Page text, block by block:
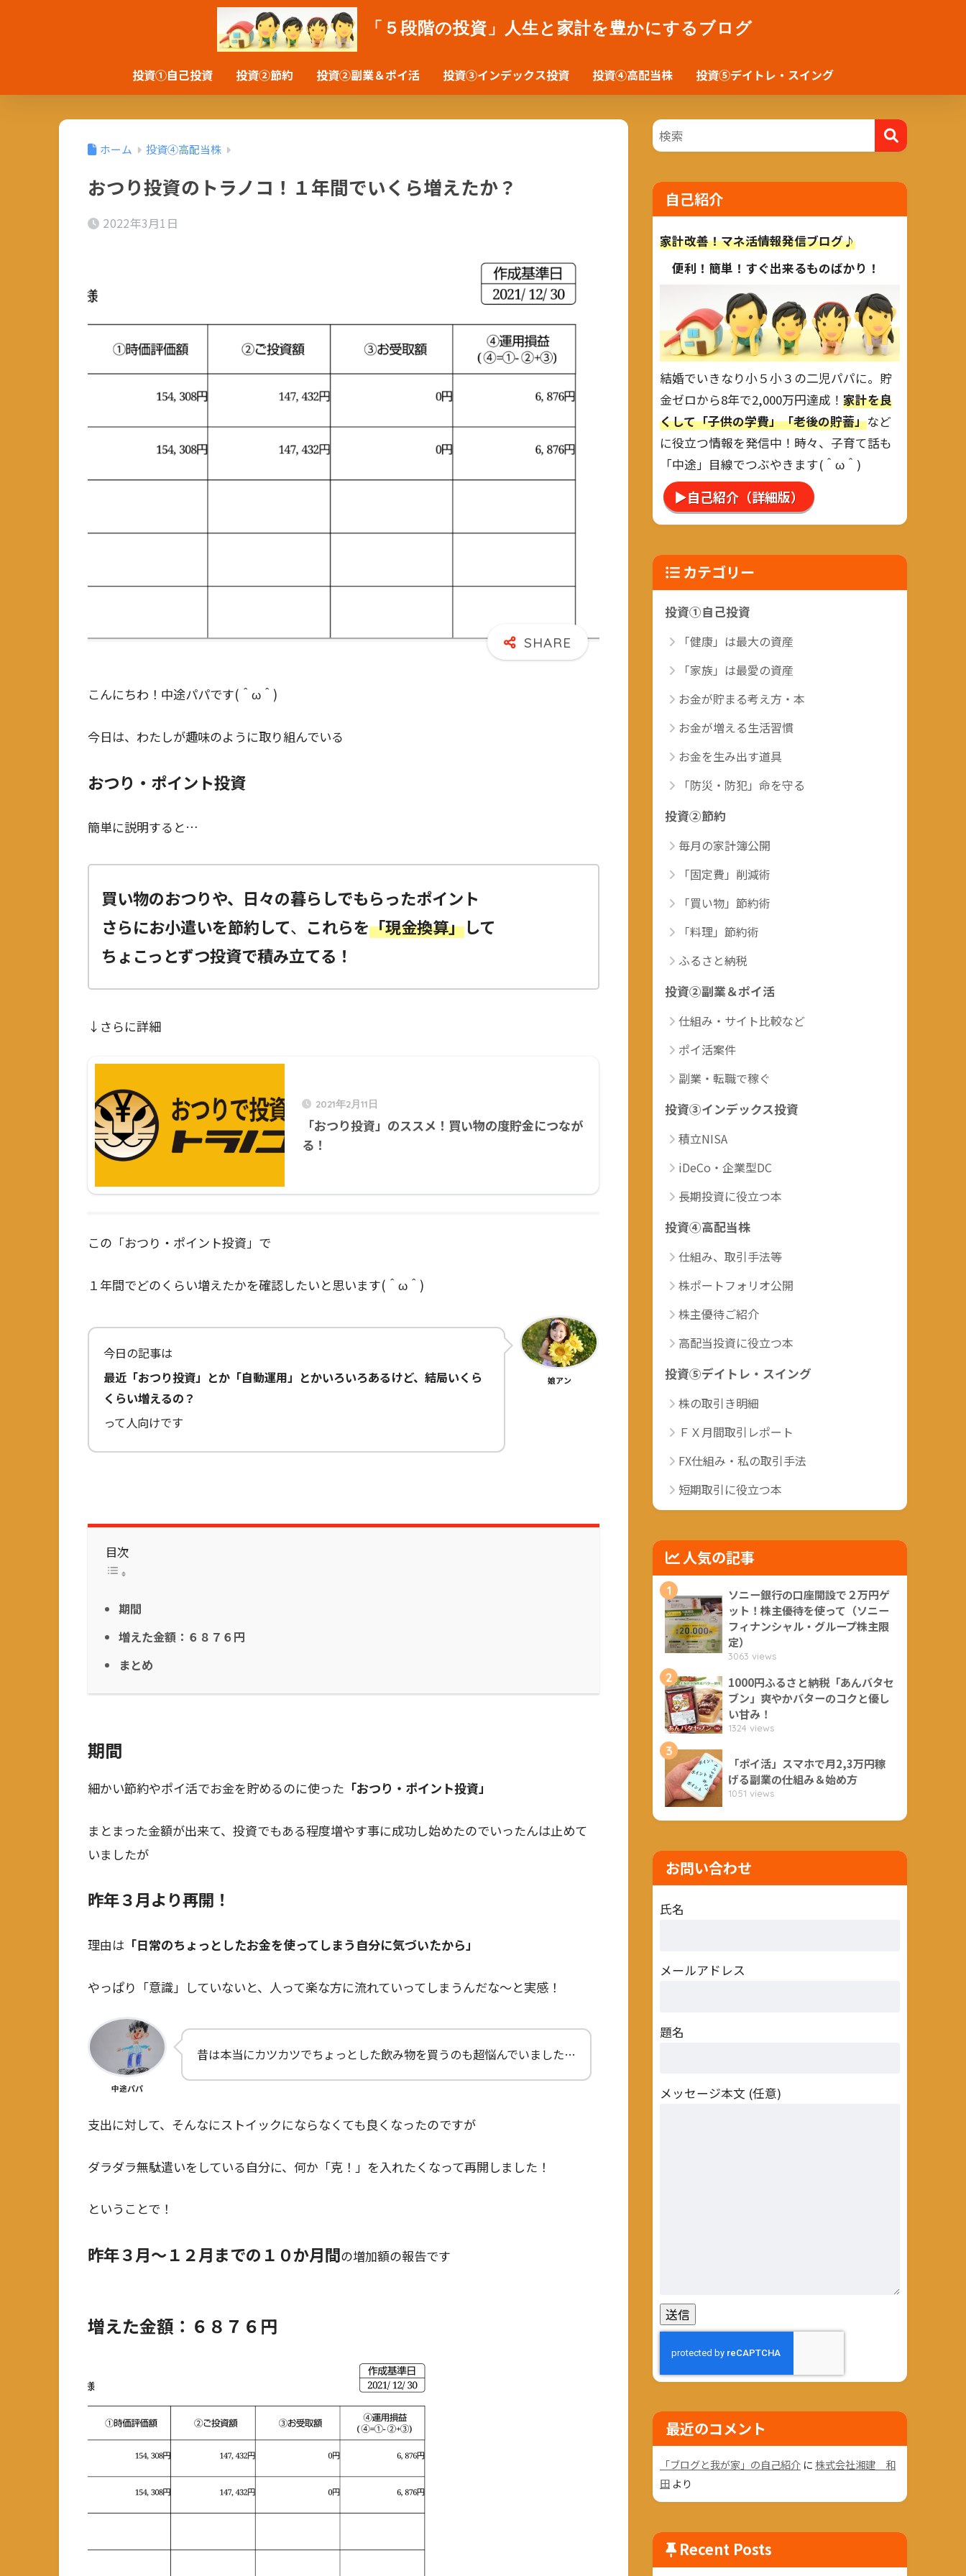
「５段階の投資」人生と家計を豊かにするブログ
投資①自己投資 投資②節約 投資②副業＆ポイ活 投資③インデックス投資 投資④高配当株 投資⑤デイトレ・スイング
ホーム 投資④高配当株
おつり投資のトラノコ！１年間でいくら増えたか？
2022年3月1日
こんにちわ！中途パパです(＾ω＾)
今日は、わたしが趣味のように取り組んでいる
おつり・ポイント投資
簡単に説明すると…
買い物のおつりや、日々の暮らしでもらったポイント
さらにお小遣いを節約して、 これらを「現金換算」して
ちょこっとずつ投資で積み立てる！
↓さらに詳細
2021年2月11日
「おつり投資」のススメ！買い物の度貯金につなが
る！
この「おつり・ポイント投資」で
１年間でどのくらい増えたかを確認したいと思います(＾ω＾)
今日の記事は
最近「おつり投資」とか「自動運用」とかいろいろあるけど、結局いくら
くらい増えるの？
って人向けです
娘アン
目次
期間
増えた金額：６８７６円
まとめ
期間
細かい節約やポイ活でお金を貯めるのに使った 「おつり・ポイント投資」
まとまった金額が出来て、投資でもある程度増やす事に成功し始めたのでいったんは止めて
いましたが
昨年３月より再開！
理由は 「日常のちょっとしたお金を使ってしまう自分に気づいたから」
やっぱり「意識」していないと、人って楽な方に流れていってしまうんだな～と実感！
中途パパ
昔は本当にカツカツでちょっとした飲み物を買うのも超悩んでいました…
支出に対して、そんなにストイックにならなくても良くなったのですが
ダラダラ無駄遣いをしている自分に、何か「克！」を入れたくなって再開しました！
ということで！
昨年３月～１２月までの１０か月間の増加額の報告です
増えた金額：６８７６円
自己紹介
家計改善！マネ活情報発信ブログ♪
便利！簡単！すぐ出来るものばかり！
結婚でいきなり小５小３の二児パパに。貯
金ゼロから8年で2,000万円達成！ 家計を良
くして「子供の学費」「老後の貯蓄」など
に役立つ情報を発信中！時々、子育て話も
「中途」目線でつぶやきます(＾ω＾)
▶自己紹介（詳細版）
カテゴリー
投資①自己投資
「健康」は最大の資産
「家族」は最愛の資産
お金が貯まる考え方・本
お金が増える生活習慣
お金を生み出す道具
「防災・防犯」命を守る
投資②節約
毎月の家計簿公開
「固定費」削減術
「買い物」節約術
「料理」節約術
ふるさと納税
投資②副業＆ポイ活
仕組み・サイト比較など
ポイ活案件
副業・転職で稼ぐ
投資③インデックス投資
積立NISA
iDeCo・企業型DC
長期投資に役立つ本
投資④高配当株
仕組み、取引手法等
株ポートフォリオ公開
株主優待ご紹介
高配当投資に役立つ本
投資⑤デイトレ・スイング
株の取引き明細
ＦＸ月間取引レポート
FX仕組み・私の取引手法
短期取引に役立つ本
人気の記事
1
ソニー銀行の口座開設で２万円ゲ
ット！株主優待を使って（ソニー
フィナンシャル・グループ株主限
定）
3063 views
2
1000円ふるさと納税「あんバタセ
ブン」爽やかバターのコクと優し
い甘み！
1324 views
3
「ポイ活」スマホで月2,3万円稼
げる副業の仕組み＆始め方
1051 views
お問い合わせ
氏名
メールアドレス
題名
メッセージ本文 (任意)
最近のコメント
「ブログと我が家」の自己紹介 に株式会社湘建 和
田 より
Recent Posts